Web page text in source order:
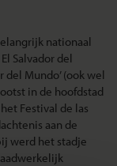
nationaal
Salvador del
del Mundo’ (ook wel
in de hoofdstad
Festival de las
aan de
werd het stadje